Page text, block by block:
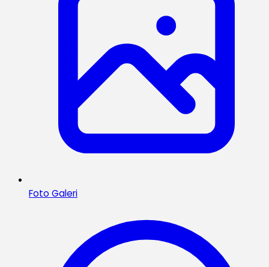
Foto Galeri